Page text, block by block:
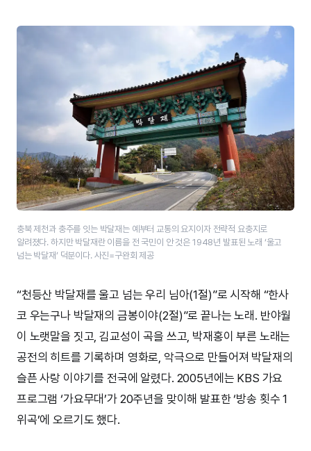
충북 제천과 충주를 잇는 박달재는 예부터 교통의 요지이자 전략적 요충지로
알려졌다. 하지만 박달재란 이름을 전 국민이 안 것은 1948년 발표된 노래 ‘울고
넘는 박달재’ 덕분이다. 사진=구완회 제공
“천등산 박달재를 울고 넘는 우리 님아(1절)”로 시작해 “한사
코 우는구나 박달재의 금봉이야(2절)”로 끝나는 노래. 반야월
이 노랫말을 짓고, 김교성이 곡을 쓰고, 박재홍이 부른 노래는
공전의 히트를 기록하며 영화로, 악극으로 만들어져 박달재의
슬픈 사랑 이야기를 전국에 알렸다. 2005년에는 KBS 가요
프로그램 ‘가요무대’가 20주년을 맞이해 발표한 ‘방송 횟수 1
위곡’에 오르기도 했다.